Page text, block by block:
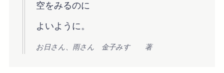
空をみるのに
よいように。
お日さん、雨さん 金子みすゞ 著